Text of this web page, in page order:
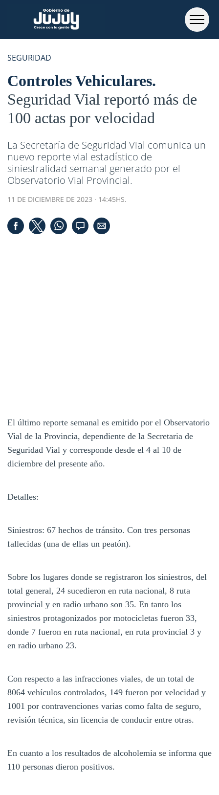
SEGURIDAD
Controles Vehiculares
Seguridad Vial reportó más de
100 actas por velocidad
La Secretaría de Seguridad Vial comunica un
nuevo reporte vial estadístico de
siniestralidad semanal generado por el
Observatorio Vial Provincial.
11 DE DICIEMBRE DE 2023 · 14:45HS.
El último reporte semanal es emitido por el Observatorio
Vial de la Provincia, dependiente de la Secretaria de
Seguridad Vial y corresponde desde el 4 al 10 de
diciembre del presente año.
Detalles:
Siniestros: 67 hechos de tránsito. Con tres personas
fallecidas (una de ellas un peatón).
Sobre los lugares donde se registraron los siniestros, del
total general, 24 sucedieron en ruta nacional, 8 ruta
provincial y en radio urbano son 35. En tanto los
siniestros protagonizados por motocicletas fueron 33,
donde 7 fueron en ruta nacional, en ruta provincial 3 y
en radio urbano 23.
Con respecto a las infracciones viales, de un total de
8064 vehículos controlados, 149 fueron por velocidad y
1001 por contravenciones varias como falta de seguro,
revisión técnica, sin licencia de conducir entre otras.
En cuanto a los resultados de alcoholemia se informa que
110 personas dieron positivos.